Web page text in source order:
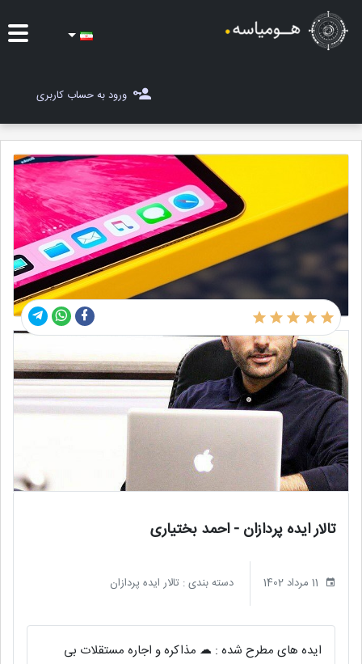
مسابقات
مجله هومیاسه
ثبت ایده
ورود به حساب کاربری
تالار ایده پردازان - احمد بختیاری
11 مرداد 1402 دسته بندی : تالار ایده پردازان
ایده های مطرح شده : ☁ مذاکره و اجاره مستقلات بی